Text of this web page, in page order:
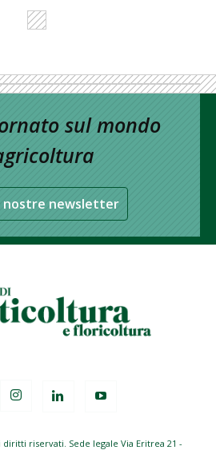
sul mondo
nostre newsletter
riservati. Sede legale Via Eritrea 21 -